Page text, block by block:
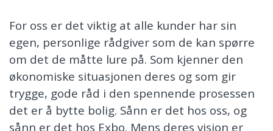
For oss er det viktig at alle kunder har sin
egen, personlige rådgiver som de kan spørre
om det de måtte lure på. Som kjenner den
økonomiske situasjonen deres og som gir
trygge, gode råd i den spennende prosessen
det er å bytte bolig. Sånn er det hos oss, og
sånn er det hos Exbo. Mens deres visjon er